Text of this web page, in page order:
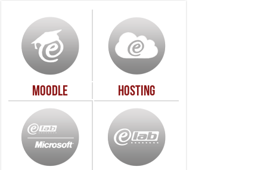
Moodle Hosting